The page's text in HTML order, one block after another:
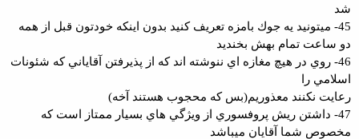
شد
45- ميتونيد يه جوك بامزه تعريف كنيد بدون اينكه خودتون قبل از همه
دو ساعت تمام بهش بخنديد
46- روي در هيچ مغازه اي ننوشته اند كه از پذيرفتن آقاياني كه شئونات
اسلامي را
رعايت نكنند معذوريم(بس كه محجوب هستند آخه)
47- داشتن ريش پروفسوري از ويژگي هاي بسيار ممتاز است كه
مخصوص شما آقايان ميباشد